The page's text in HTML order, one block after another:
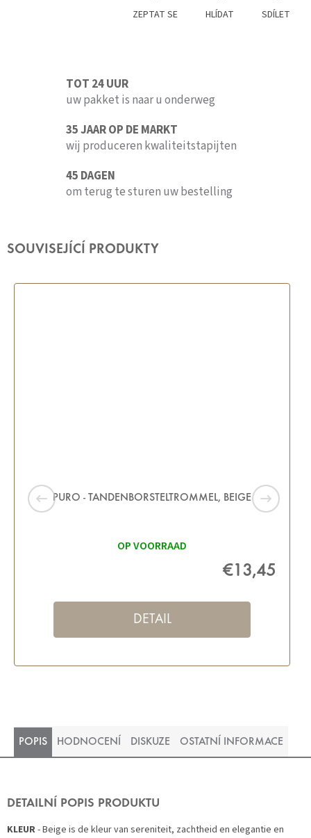
ZEPTAT SE HLÍDAT SDÍLET
TOT 24 UUR
uw pakket is naar u onderweg
35 JAAR OP DE MARKT
wij produceren kwaliteitstapijten
45 DAGEN
om terug te sturen uw bestelling
SOUVISEJÍCÍ PRODUKTY
PURO - TANDENBORSTELTROMMEL, BEIGE
OP VOORRAAD
€13,45
DETAIL
POPIS HODNOCENÍ DISKUZE OSTATNÍ INFORMACE
DETAILNÍ POPIS PRODUKTU
KLEUR- Beige is de kleur van sereniteit, zachtheid en elegantie en